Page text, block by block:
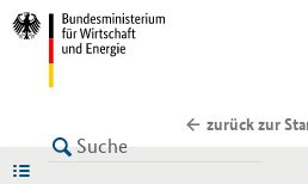
zurück zur